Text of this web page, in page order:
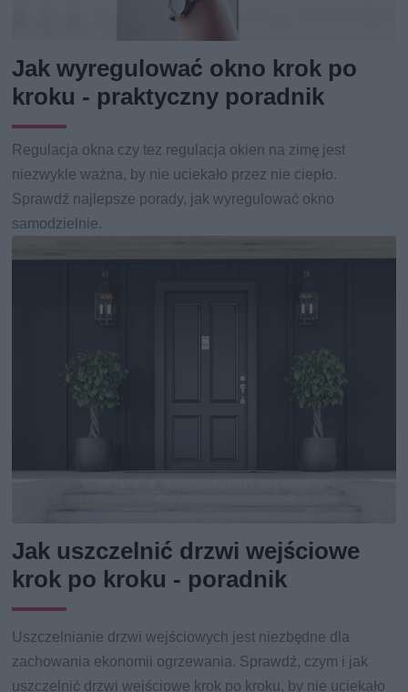
Jak wyregulować okno krok po
kroku - praktyczny poradnik
Regulacja okna czy tez regulacja okien na zimę jest
niezwykle ważna, by nie uciekało przez nie ciepło.
Sprawdź najlepsze porady, jak wyregulować okno
samodzielnie.
Jak uszczelnić drzwi wejściowe
krok po kroku - poradnik
Uszczelnianie drzwi wejściowych jest niezbędne dla
zachowania ekonomii ogrzewania. Sprawdź, czym i jak
uszczelnić drzwi wejściowe krok po kroku, by nie uciekało